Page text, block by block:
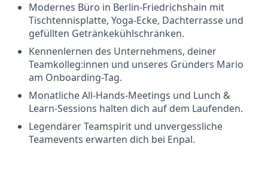
Modernes Büro in Berlin-Friedrichshain mit
Tischtennisplatte, Yoga-Ecke, Dachterrasse und
gefüllten Getränkekühlschränken.
Kennenlernen des Unternehmens, deiner
Teamkolleg:innen und unseres Gründers Mario
am Onboarding-Tag.
Monatliche All-Hands-Meetings und Lunch &
Learn-Sessions halten dich auf dem Laufenden.
Legendärer Teamspirit und unvergessliche
Teamevents erwarten dich bei Enpal.